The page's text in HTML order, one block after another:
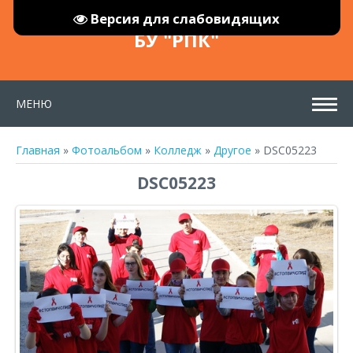
Версия для слабовидящих
БУ "РПК"
МЕНЮ
Главная » Фотоальбом » Колледж » Другое » DSC05223
DSC05223